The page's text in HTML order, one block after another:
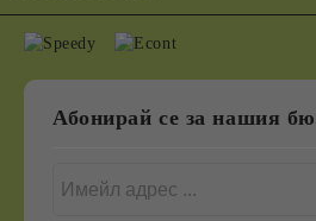
Абонирай се за нашия